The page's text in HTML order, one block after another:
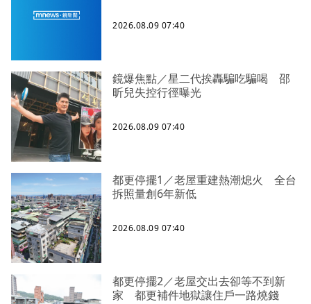
2026.08.09 07:40
鏡爆焦點／星二代挨轟騙吃騙喝 邵
昕兒失控行徑曝光
2026.08.09 07:40
都更停擺1／老屋重建熱潮熄火 全台
拆照量創6年新低
2026.08.09 07:40
都更停擺2／老屋交出去卻等不到新
家 都更補件地獄讓住戶一路燒錢